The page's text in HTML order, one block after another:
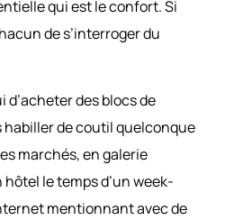
qui est le confort. Si
de s’interroger du
d’acheter des blocs de
habiller de coutil quelconque
marchés, en galerie
le temps d’un week-
mentionnant avec de